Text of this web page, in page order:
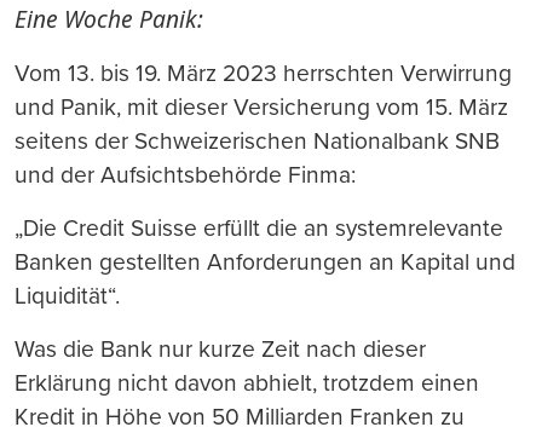
Eine Woche Panik:
Vom 13. bis 19. März 2023 herrschten Verwirrung
und Panik, mit dieser Versicherung vom 15. März
seitens der Schweizerischen Nationalbank SNB
und der Aufsichtsbehörde Finma:
„Die Credit Suisse erfüllt die an systemrelevante
Banken gestellten Anforderungen an Kapital und
Liquidität“.
Was die Bank nur kurze Zeit nach dieser
Erklärung nicht davon abhielt, trotzdem einen
Kredit in Höhe von 50 Milliarden Franken zu